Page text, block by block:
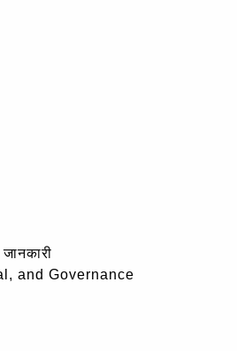
and Governance